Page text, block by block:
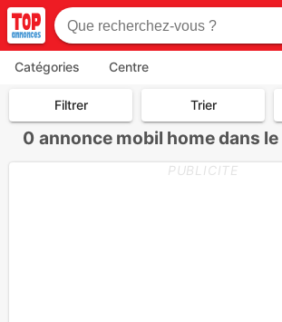
Catégories Centre
Filtrer Trier
0 annonce mobil home dans
PUBLICITE